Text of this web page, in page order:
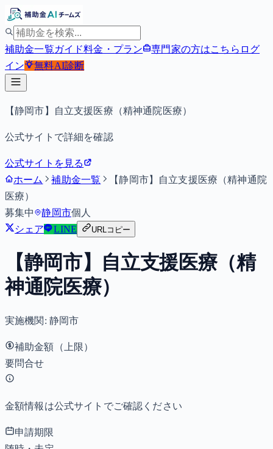
補助金一覧ガイド料金・プラン 専門家の方はこちら ログ
イン
無料AI診断
【静岡市】自立支援医療（精神通院医療）
公式サイトで詳細を確認
公式サイトを見る
ホーム
補助金一覧
【静岡市】自立支援医療（精神通院
医療）
募集中
静岡市個人
シェア
LINE URLコピー
【静岡市】自立支援医療（精
神通院医療）
実施機関: 静岡市
補助金額（上限）
要問合せ
金額情報は公式サイトでご確認ください
申請期限